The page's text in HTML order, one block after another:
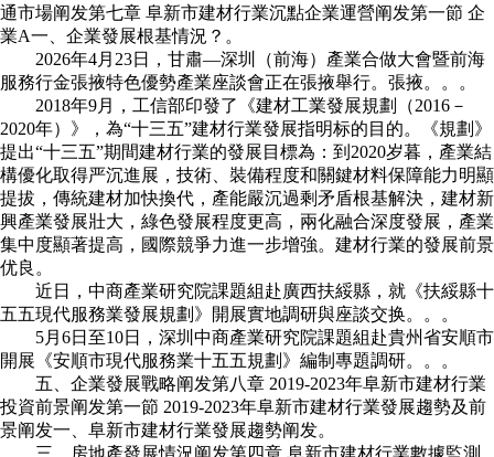
通市場阐发第七章 阜新市建材行業沉點企業運營阐发第一節 企
業A一、企業發展根基情況？。
2026年4月23日，甘肅—深圳（前海）產業合做大會暨前海
服務行金張掖特色優勢產業座談會正在張掖舉行。張掖。。。
2018年9月，工信部印發了《建材工業發展規劃（2016－
2020年）》，為“十三五”建材行業發展指明标的目的。《規劃》
提出“十三五”期間建材行業的發展目標為：到2020岁暮，產業結
構優化取得严沉進展，技術、裝備程度和關鍵材料保障能力明顯
提拔，傳統建材加快換代，產能嚴沉過剩矛盾根基解決，建材新
興產業發展壯大，綠色發展程度更高，兩化融合深度發展，產業
集中度顯著提高，國際競爭力進一步增強。建材行業的發展前景
优良。
近日，中商產業研究院課題組赴廣西扶綏縣，就《扶綏縣十
五五現代服務業發展規劃》開展實地調研與座談交换。。。
5月6日至10日，深圳中商產業研究院課題組赴貴州省安順市
開展《安順市現代服務業十五五規劃》編制專題調研。。。
五、企業發展戰略阐发第八章 2019-2023年阜新市建材行業
投資前景阐发第一節 2019-2023年阜新市建材行業發展趨勢及前
景阐发一、阜新市建材行業發展趨勢阐发。
三、房地產發展情況阐发第四章 阜新市建材行業數據監測